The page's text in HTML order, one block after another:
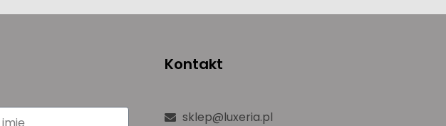
Kontakt
sklep@luxeria.pl